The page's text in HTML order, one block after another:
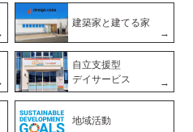
建築家と建てる家
自立支援型
デイサービス
地域活動